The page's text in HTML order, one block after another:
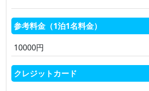
参考料金（1泊1名料金）
10000円
クレジットカード